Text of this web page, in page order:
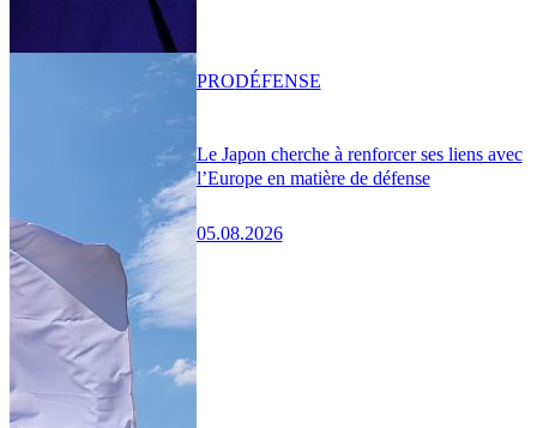
Le Japon cherche à renforcer ses liens avec
l’Europe en matière de défense
05.08.2026
PRODÉFENSE